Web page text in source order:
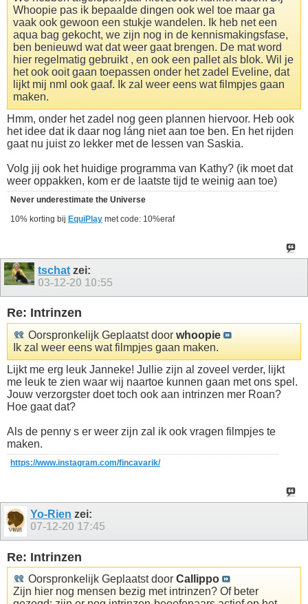
Whoopie pas ik bepaalde dingen ook wel toe maar ga
vaak ook gewoon een stukje wandelen. Ik heb net een
aqua bag gekocht, we zijn nog in de kennismakingsfase,
ben benieuwd wat dat weer gaat brengen. De mat word
hier regelmatig gebruikt , en ook een pallet als blok. Wil je
het ook ooit gaan toepassen onder het zadel Eveline, dat
lijkt mij nml ook gaaf. Ik zal weer eens wat filmpjes gaan
maken.
Hmm, onder het zadel nog geen plannen hiervoor. Heb ook
het idee dat ik daar nog láng niet aan toe ben. En het rijden
gaat nu juist zo lekker met de lessen van Saskia.
Volg jij ook het huidige programma van Kathy? (ik moet dat
weer oppakken, kom er de laatste tijd te weinig aan toe)
Never underestimate the Universe
10% korting bij EquiPlay met code: 10%eraf
tschat zei:
03-12-20 10:55
Re: Intrinzen
Oorspronkelijk Geplaatst door whoopie
Ik zal weer eens wat filmpjes gaan maken.
Lijkt me erg leuk Janneke! Jullie zijn al zoveel verder, lijkt
me leuk te zien waar wij naartoe kunnen gaan met ons spel.
Jouw verzorgster doet toch ook aan intrinzen mer Roan?
Hoe gaat dat?
Als de penny s er weer zijn zal ik ook vragen filmpjes te
maken.
https://www.instagram.com/fincavarik/
Yo-Rien zei:
07-12-20 17:45
Re: Intrinzen
Oorspronkelijk Geplaatst door Callippo
Zijn hier nog mensen bezig met intrinzen? Of beter